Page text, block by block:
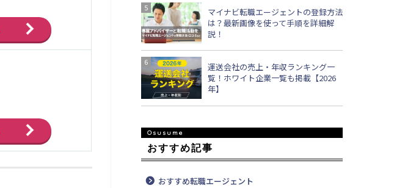
マイナビ転職エージェントの登録方法
は？最新画像を使って手順を詳細解
説！
運送会社の売上・年収ランキング一
覧！ホワイト企業一覧も掲載【2026
年】
おすすめ記事
おすすめ転職エージェント